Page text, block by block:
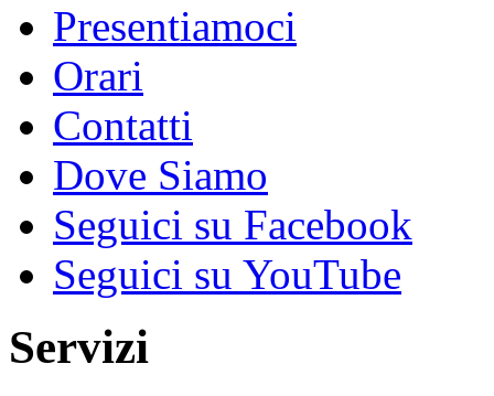
Presentiamoci
Orari
Contatti
Dove Siamo
Seguici su Facebook
Seguici su YouTube
Servizi